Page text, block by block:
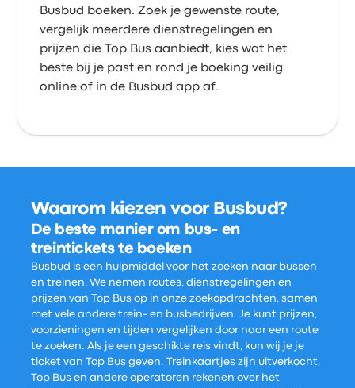
Busbud boeken. Zoek je gewenste route,
vergelijk meerdere dienstregelingen en
prijzen die Top Bus aanbiedt, kies wat het
beste bij je past en rond je boeking veilig
online of in de Busbud app af.
Waarom kiezen voor Busbud?
De beste manier om bus- en
treintickets te boeken
Busbud is een hulpmiddel voor het zoeken naar bussen
en treinen. We nemen routes, dienstregelingen en
prijzen van Top Bus op in onze zoekopdrachten, samen
met vele andere trein- en busbedrijven. Je kunt prijzen,
voorzieningen en tijden vergelijken door naar een route
te zoeken. Als je een geschikte reis vindt, kun wij je je
ticket van Top Bus geven. Treinkaartjes zijn uitverkocht,
Top Bus en andere operatoren rekenen over het